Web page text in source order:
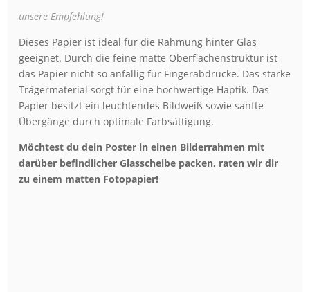
unsere Empfehlung!
Dieses Papier ist ideal für die Rahmung hinter Glas
geeignet. Durch die feine matte Oberflächenstruktur ist
das Papier nicht so anfällig für Fingerabdrücke. Das starke
Trägermaterial sorgt für eine hochwertige Haptik. Das
Papier besitzt ein leuchtendes Bildweiß sowie sanfte
Übergänge durch optimale Farbsättigung.
Möchtest du dein Poster in einen Bilderrahmen mit
darüber befindlicher Glasscheibe packen, raten wir dir
zu einem matten Fotopapier!